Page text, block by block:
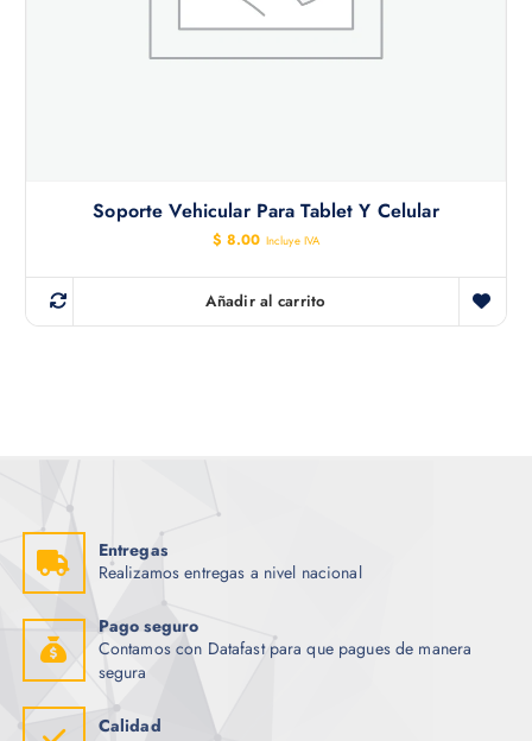
Soporte Vehicular Para Tablet Y Celular
$ 8.00 Incluye IVA
Añadir al carrito
Entregas
Realizamos entregas a nivel nacional
Pago seguro
Contamos con Datafast para que pagues de manera
segura
Calidad